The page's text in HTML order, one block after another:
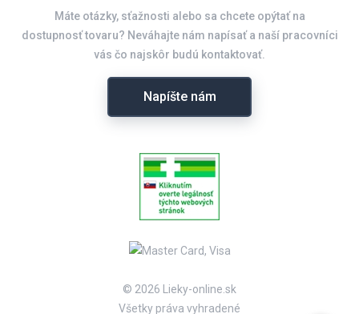
Máte otázky, sťažnosti alebo sa chcete opýtať na
dostupnosť tovaru? Neváhajte nám napísať a naší pracovníci
vás čo najskôr budú kontaktovať.
Napíšte nám
© 2026 Lieky-online.sk
Všetky práva vyhradené